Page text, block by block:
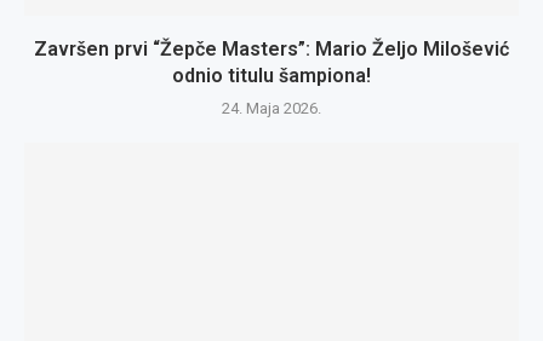
Završen prvi “Žepče Masters”: Mario Željo Milošević
odnio titulu šampiona!
24. Maja 2026.